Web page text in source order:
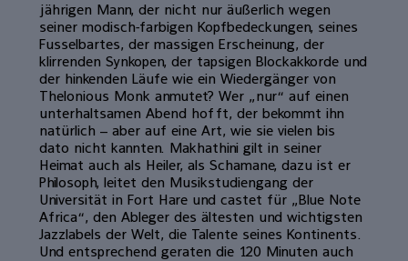
jährigen Mann, der nicht nur äußerlich wegen
seiner modisch-farbigen Kopfbedeckungen, seines
Fusselbartes, der massigen Erscheinung, der
klirrenden Synkopen, der tapsigen Blockakkorde und
der hinkenden Läufe wie ein Wiedergänger von
Thelonious Monk anmutet? Wer „nur“ auf einen
unterhaltsamen Abend hofft, der bekommt ihn
natürlich – aber auf eine Art, wie sie vielen bis
dato nicht kannten. Makhathini gilt in seiner
Heimat auch als Heiler, als Schamane, dazu ist er
Philosoph, leitet den Musikstudiengang der
Universität in Fort Hare und castet für „Blue Note
Africa“, den Ableger des ältesten und wichtigsten
Jazzlabels der Welt, die Talente seines Kontinents.
Und entsprechend geraten die 120 Minuten auch